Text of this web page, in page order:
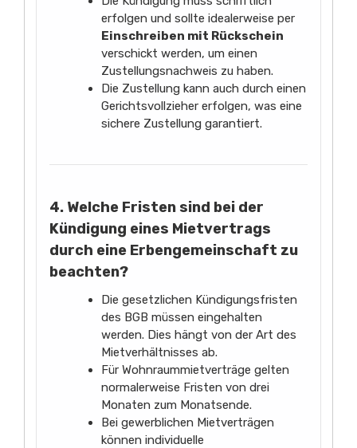
erfolgen und sollte idealerweise per
Einschreiben mit Rückschein
verschickt werden, um einen
Zustellungsnachweis zu haben.
Die Zustellung kann auch durch einen
Gerichtsvollzieher erfolgen, was eine
sichere Zustellung garantiert.
4. Welche Fristen sind bei der
Kündigung eines Mietvertrags
durch eine Erbengemeinschaft zu
beachten?
Die gesetzlichen Kündigungsfristen
des BGB müssen eingehalten
werden. Dies hängt von der Art des
Mietverhältnisses ab.
Für Wohnraummietverträge gelten
normalerweise Fristen von drei
Monaten zum Monatsende.
Bei gewerblichen Mietverträgen
können individuelle